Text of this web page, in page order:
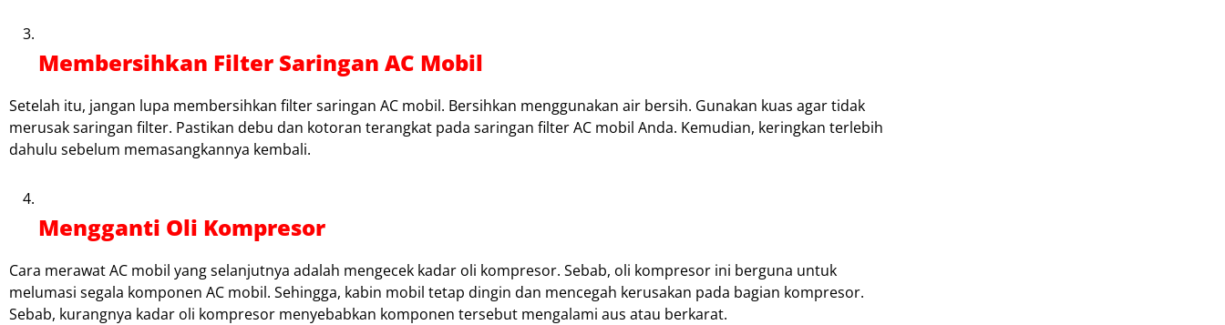
Membersihkan Filter Saringan AC Mobil
Setelah itu, jangan lupa membersihkan filter saringan AC mobil. Bersihkan menggunakan air bersih. Gunakan kuas agar tidak
merusak saringan filter. Pastikan debu dan kotoran terangkat pada saringan filter AC mobil Anda. Kemudian, keringkan terlebih
dahulu sebelum memasangkannya kembali.
Mengganti Oli Kompresor
Cara merawat AC mobil yang selanjutnya adalah mengecek kadar oli kompresor. Sebab, oli kompresor ini berguna untuk
melumasi segala komponen AC mobil. Sehingga, kabin mobil tetap dingin dan mencegah kerusakan pada bagian kompresor.
Sebab, kurangnya kadar oli kompresor menyebabkan komponen tersebut mengalami aus atau berkarat.